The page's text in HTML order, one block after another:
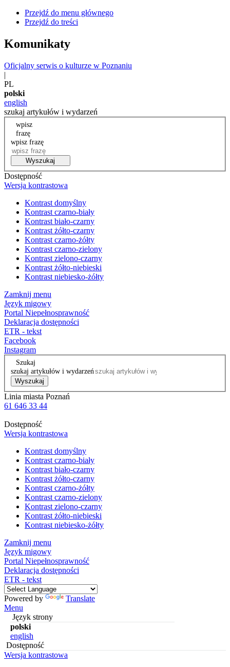
Przejdź do menu głównego
Przejdź do treści
Komunikaty
Oficjalny serwis o kulturze w Poznaniu
|
PL
polski
english
szukaj artykułów i wydarzeń
wpisz
frazę
wpisz frazę
Wyszukaj
Dostępność
Wersja kontrastowa
Kontrast domyślny
Kontrast czarno-biały
Kontrast biało-czarny
Kontrast żółto-czarny
Kontrast czarno-żółty
Kontrast czarno-zielony
Kontrast zielono-czarny
Kontrast żółto-niebieski
Kontrast niebiesko-żółty
Zamknij menu
Język migowy
Portal Niepełnosprawność
Deklaracja dostępności
ETR - tekst
Facebook
Instagram
Szukaj
szukaj artykułów i wydarzeń
Wyszukaj
Linia miasta Poznań
61 646 33 44
Dostępność
Wersja kontrastowa
Kontrast domyślny
Kontrast czarno-biały
Kontrast biało-czarny
Kontrast żółto-czarny
Kontrast czarno-żółty
Kontrast czarno-zielony
Kontrast zielono-czarny
Kontrast żółto-niebieski
Kontrast niebiesko-żółty
Zamknij menu
Język migowy
Portal Niepełnosprawność
Deklaracja dostępności
ETR - tekst
Powered by
Translate
Menu
Język strony
polski
english
Dostępność
Wersja kontrastowa